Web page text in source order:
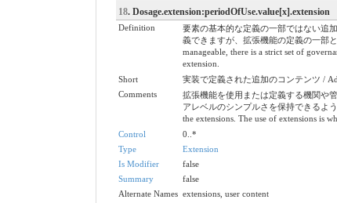
18. Dosage.extension:periodOfUse.value[x].extension
Definition
要素の基本的な定義の一部ではない追
義できますが、拡張機能の定義の一部
manageable, there is a strict set of
extension.
Short
実装で定義された追加のコンテンツ /
Comments
拡張機能を使用または定義する機関や
アレベルのシンプルさを保持できるよ
the extensions. The use of extensions is
Control
0..*
Type
Extension
Is Modifier
false
Summary
false
Alternate Names extensions, user content